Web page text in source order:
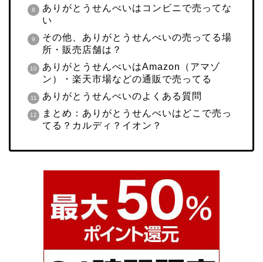
ありがとうせんべいはコンビニで売ってな
い
その他、ありがとうせんべいの売ってる場
所・販売店舗は？
ありがとうせんべいはAmazon（アマゾ
ン）・楽天市場などの通販で売ってる
ありがとうせんべいのよくある質問
まとめ：ありがとうせんべいはどこで売っ
てる？カルディ？イオン？